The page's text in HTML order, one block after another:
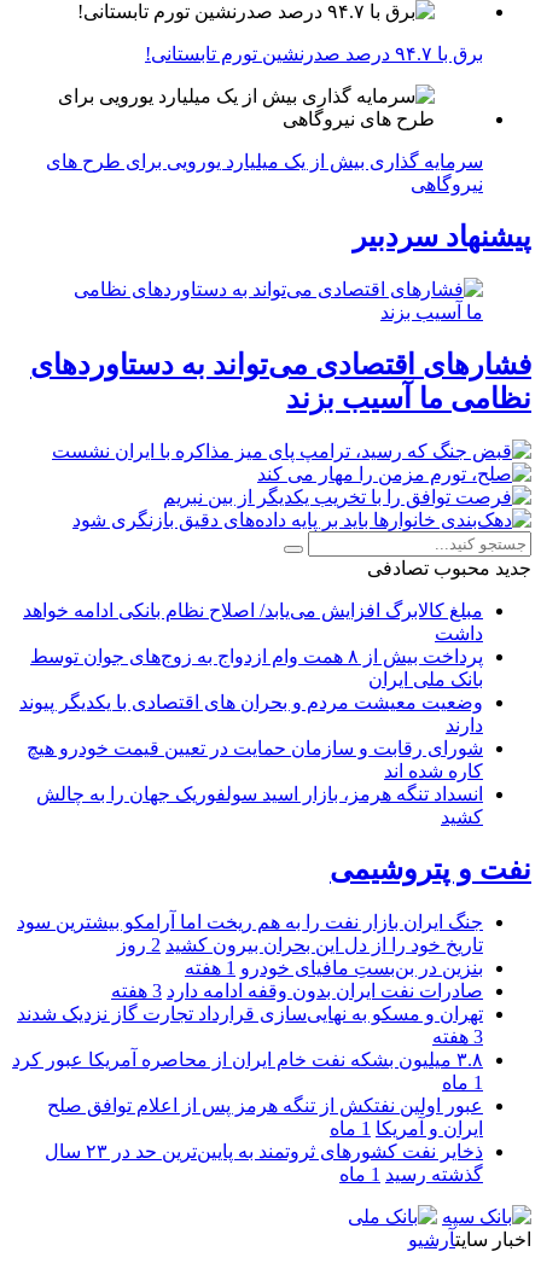
برق با ۹۴.۷ درصد صدرنشین تورم تابستانی!
سرمایه گذاری بیش از یک میلیارد یورویی برای طرح های
نیروگاهی
پیشنهاد سردبیر
فشارهای اقتصادی می‌تواند به دستاوردهای
نظامی ما آسیب بزند
جدید محبوب تصادفی
مبلغ کالابرگ افزایش می‌یابد/ اصلاح نظام بانکی ادامه خواهد
داشت
پرداخت بیش از ۸ همت وام ازدواج به زوج‌های جوان توسط
بانک ملی ایران
وضعیت معیشت مردم و بحران های اقتصادی با یکدیگر پیوند
دارند
شورای رقابت و سازمان حمایت در تعیین قیمت خودرو هیچ
کاره شده اند
انسداد تنگه هرمز، بازار اسید سولفوریک جهان را به چالش
کشید
نفت و پتروشیمی
جنگ ایران بازار نفت را به هم ریخت اما آرامکو بیشترین سود
تاریخ خود را از دل این بحران بیرون کشید 2 روز
بنزین در بن‌بستِ مافیای خودرو 1 هفته
صادرات نفت ایران بدون وقفه ادامه دارد 3 هفته
تهران و مسکو به نهایی‌سازی قرارداد تجارت گاز نزدیک شدند
3 هفته
۳.۸ میلیون بشکه نفت خام ایران از محاصره آمریکا عبور کرد
1 ماه
عبور اولین نفتکش از تنگه هرمز پس از اعلام توافق صلح
ایران و آمریکا 1 ماه
ذخایر نفت کشورهای ثروتمند به پایین‌ترین حد در ۲۳ سال
گذشته رسید 1 ماه
اخبار سایتآرشیو